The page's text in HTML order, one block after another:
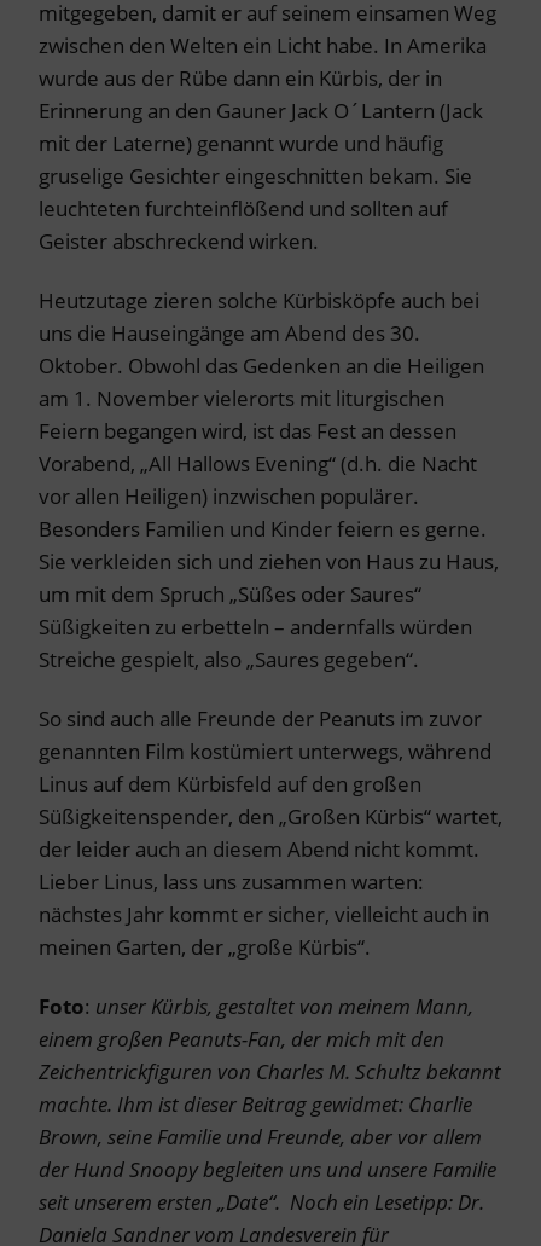
mitgegeben, damit er auf seinem einsamen Weg
zwischen den Welten ein Licht habe. In Amerika
wurde aus der Rübe dann ein Kürbis, der in
Erinnerung an den Gauner Jack O´Lantern (Jack
mit der Laterne) genannt wurde und häufig
gruselige Gesichter eingeschnitten bekam. Sie
leuchteten furchteinflößend und sollten auf
Geister abschreckend wirken.
Heutzutage zieren solche Kürbisköpfe auch bei
uns die Hauseingänge am Abend des 30.
Oktober. Obwohl das Gedenken an die Heiligen
am 1. November vielerorts mit liturgischen
Feiern begangen wird, ist das Fest an dessen
Vorabend, „All Hallows Evening“ (d.h. die Nacht
vor allen Heiligen) inzwischen populärer.
Besonders Familien und Kinder feiern es gerne.
Sie verkleiden sich und ziehen von Haus zu Haus,
um mit dem Spruch „Süßes oder Saures“
Süßigkeiten zu erbetteln – andernfalls würden
Streiche gespielt, also „Saures gegeben“.
So sind auch alle Freunde der Peanuts im zuvor
genannten Film kostümiert unterwegs, während
Linus auf dem Kürbisfeld auf den großen
Süßigkeitenspender, den „Großen Kürbis“ wartet,
der leider auch an diesem Abend nicht kommt.
Lieber Linus, lass uns zusammen warten:
nächstes Jahr kommt er sicher, vielleicht auch in
meinen Garten, der „große Kürbis“.
Foto: unser Kürbis, gestaltet von meinem Mann,
einem großen Peanuts-Fan, der mich mit den
Zeichentrickfiguren von Charles M. Schultz bekannt
machte. Ihm ist dieser Beitrag gewidmet: Charlie
Brown, seine Familie und Freunde, aber vor allem
der Hund Snoopy begleiten uns und unsere Familie
seit unserem ersten „Date“. Noch ein Lesetipp: Dr.
Daniela Sandner vom Landesverein für